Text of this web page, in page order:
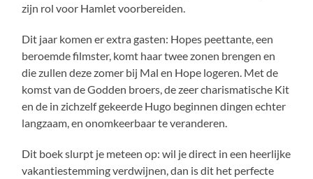
zijn rol voor Hamlet voorbereiden.
Dit jaar komen er extra gasten: Hopes peettante, een
beroemde filmster, komt haar twee zonen brengen en
die zullen deze zomer bij Mal en Hope logeren. Met de
komst van de Godden broers, de zeer charismatische Kit
en de in zichzelf gekeerde Hugo beginnen dingen echter
langzaam, en onomkeerbaar te veranderen.
Dit boek slurpt je meteen op: wil je direct in een heerlijke
vakantiestemming verdwijnen, dan is dit het perfecte